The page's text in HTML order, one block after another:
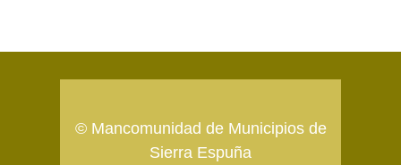
© Mancomunidad de Municipios de
Sierra Espuña